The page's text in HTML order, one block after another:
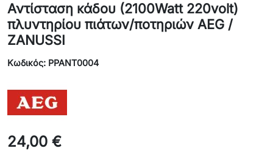
Αντίσταση κάδου (2100Watt 220volt)
πλυντηρίου πιάτων/ποτηριών AEG /
ZANUSSI
Κωδικός: PPANT0004
24,00 €